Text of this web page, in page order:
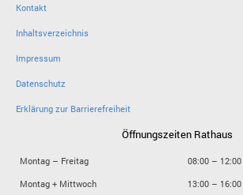
Kontakt
Inhaltsverzeichnis
Impressum
Datenschutz
Erklärung zur Barrierefreiheit
Öffnungszeiten Rathaus
Montag – Freitag
08:00 – 12:00
Montag + Mittwoch
13:00 – 16:00